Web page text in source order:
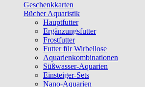
Geschenkkarten
Bücher Aquaristik
Hauptfutter
Ergänzungsfutter
Frostfutter
Futter für Wirbellose
Aquarienkombinationen
Süßwasser-Aquarien
Einsteiger-Sets
Nano-Aquarien